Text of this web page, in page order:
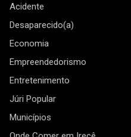
Acidente
Desaparecido(a)
Economia
Empreendedorismo
Entretenimento
Júri Popular
Municípios